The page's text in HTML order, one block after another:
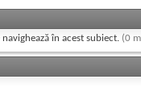
în acest subiect. (0